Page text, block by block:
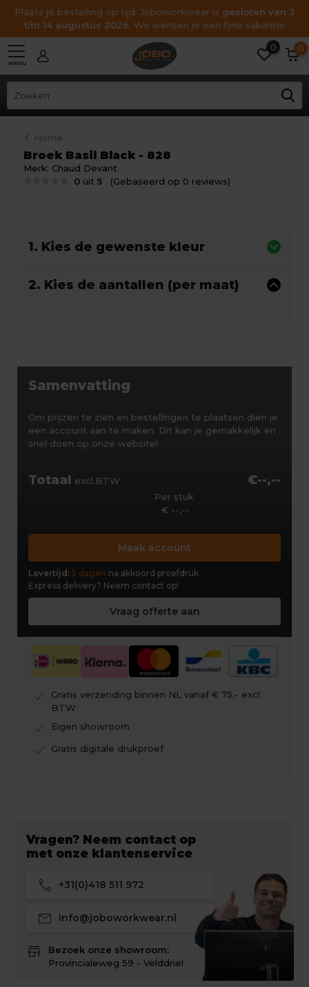
Plaats je bestelling op tijd. Joboworkwear is gesloten van 3
t/m 14 augustus 2026. We wensen je een fijne vakantie
MENU
0 0
Home
Broek Basil Black - 828
Merk: Chaud Devant
0 uit5 (Gebaseerd op 0 reviews)
1. Kies de gewenste kleur
2. Kies de aantallen (per maat)
Samenvatting
Om prijzen te zien en bestellingen te plaatsen dien je
een account aan te maken. Dit kan je gemakkelijk en
snel doen op onze website!
Totaal excl.BTW €--,--
Per stuk
€ --,--
Maak account
Levertijd: 5 dagen na akkoord proefdruk
Express delivery? Neem contact op!
Vraag offerte aan
check
Gratis verzending binnen NL vanaf € 75,- excl
BTW
check Eigen showroom
check Gratis digitale drukproef
Vragen? Neem contact op
met onze klantenservice
call +31(0)418 511 972
mail info@joboworkwear.nl
store
Bezoek onze showroom:
Provincialeweg 59 - Velddriel